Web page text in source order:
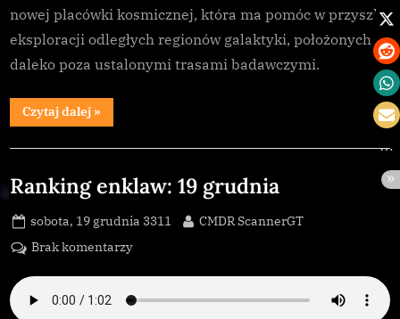
do
infrastruktury
kosmicznej
nowej placówki kosmicznej, która ma pomóc w przyszłej
eksploracji odległych regionów galaktyki, położonych
daleko poza ustalonymi trasami badawczymi.
Czytaj dalej“Trzecia
Worlds
materiały
do
infrastruktury
»
Ranking enklaw: 19 grudnia
Posted
on
sobota, 19 grudnia 3311 By
CMDR ScannerGT
Brak komentarzydo
19